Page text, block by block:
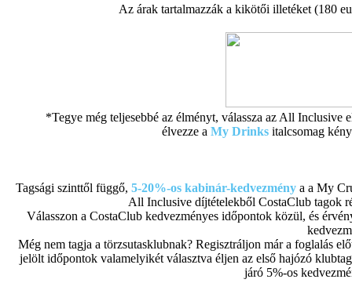
Az árak tartalmazzák a kikötői illetéket (180
*Tegye még teljesebbé az élményt, válassza az All Inclusive
élvezze a My Drinks italcsomag
Tagsági szinttől függő, 5-20%-os kabinár-kedvezmény a a My
All Inclusive díjtételekből CostaClub tagok
Válasszon a CostaClub kedvezményes időpontok közül, és
Még nem tagja a törzsutasklubnak? Regisztráljon már a foglalás
jelölt időpontok valamelyikét választva éljen az első hajózó
járó 5%-os